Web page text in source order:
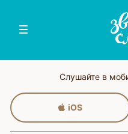
Слушайте в
iOS